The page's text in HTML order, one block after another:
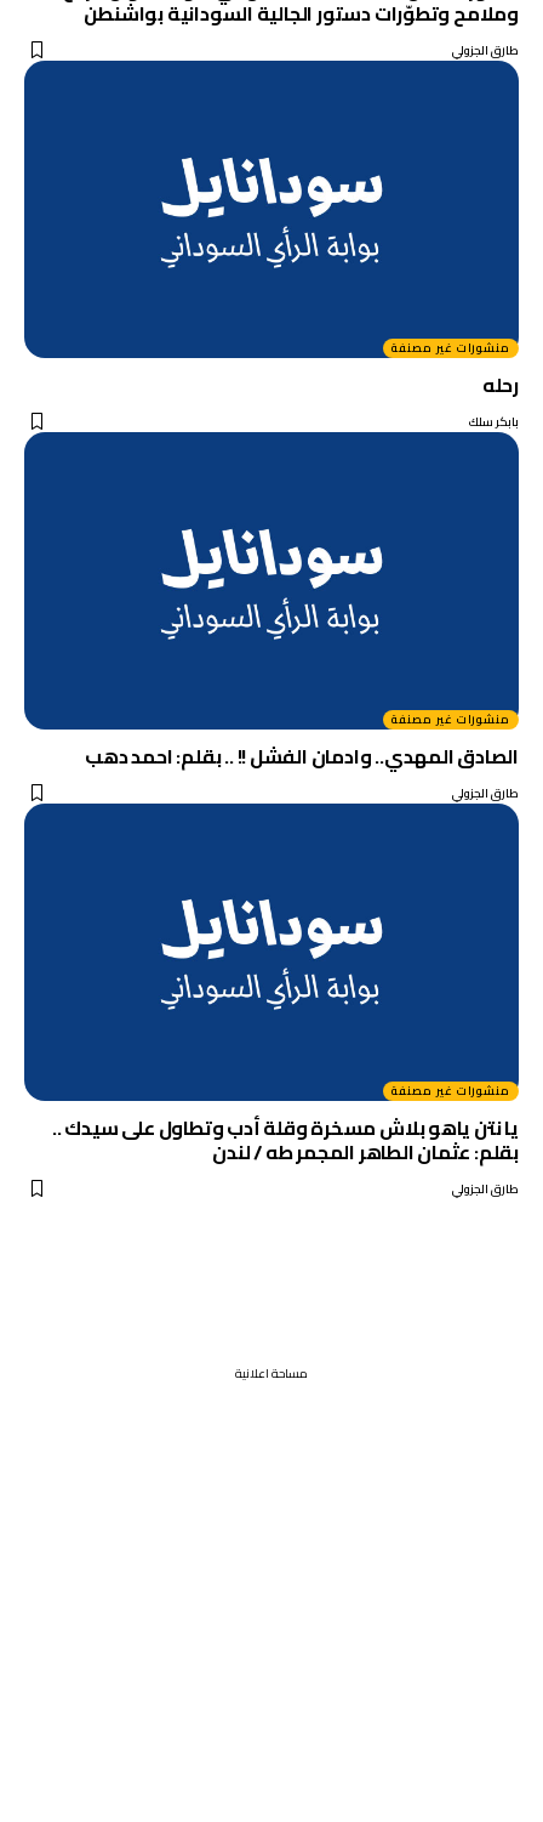
وملامح وتطوّرات دستور الجالية السودانية بواشنطن‎
طارق الجزولي
منشورات غير مصنفة
رحله
بابكر سلك
منشورات غير مصنفة
الصادق المهدي.. وادمان الفشل !! .. بقلم: احمد دهب
طارق الجزولي
منشورات غير مصنفة
يا نتن ياهو بلاش مسخرة وقلة أدب وتطاول على سيدك ..
بقلم: عثمان الطاهر المجمر طه / لندن
طارق الجزولي
مساحة اعلانية